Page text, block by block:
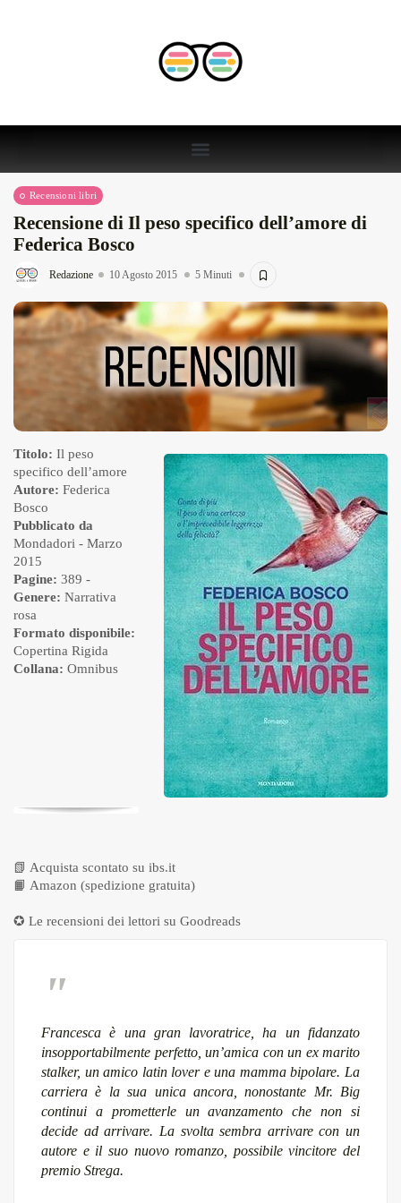
Recensioni libri
Recensione di Il peso specifico dell’amore di
Federica Bosco
Redazione 10 Agosto 2015 5 Minuti
Titolo: Il peso
specifico dell’amore
Autore: Federica
Bosco
Pubblicato da
Mondadori - Marzo
2015
Pagine: 389 -
Genere: Narrativa
rosa
Formato disponibile:
Copertina Rigida
Collana: Omnibus
📗 Acquista scontato su ibs.it
📙 Amazon (spedizione gratuita)
✪ Le recensioni dei lettori su Goodreads
Francesca è una gran lavoratrice, ha un fidanzato
insopportabilmente perfetto, un’amica con un ex marito
stalker, un amico latin lover e una mamma bipolare. La
carriera è la sua unica ancora, nonostante Mr. Big
continui a prometterle un avanzamento che non si
decide ad arrivare. La svolta sembra arrivare con un
autore e il suo nuovo romanzo, possibile vincitore del
premio Strega.